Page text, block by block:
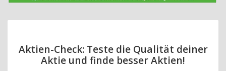
Aktien-Check: Teste die Qualität deiner
Aktie und finde besser Aktien!